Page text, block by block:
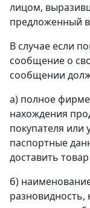
лицом,
предложенный
В случае если
сообщение о
сообщении
а) полное
нахождения
покупателя или
паспортные
доставить товар
б)
разновидность,